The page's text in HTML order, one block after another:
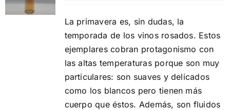
La primavera es, sin dudas, la
temporada de los vinos rosados. Estos
ejemplares cobran protagonismo con
las altas temperaturas porque son muy
particulares: son suaves y delicados
como los blancos pero tienen más
cuerpo que éstos. Además, son fluidos